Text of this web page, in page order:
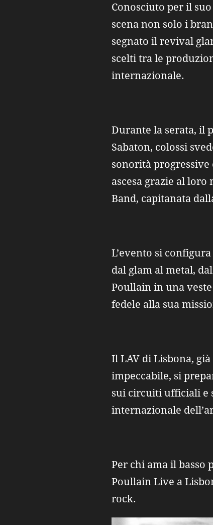
Conosciuto per il
scena non solo i
segnato il revival
scelti tra le
internazionale.
Durante la serata, il
Sabaton, colossi
sonorità
ascesa grazie al
Band, capitanata
L’evento si
dal glam al metal,
Poullain in una
fedele alla sua
Il LAV di Lisbona,
impeccabile, si
sui circuiti ufficiali e
internazionale
Per chi ama il basso
Poullain Live a
rock.